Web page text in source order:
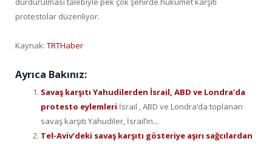
protestolar düzenliyor.
Kaynak: TRTHaber
Ayrıca Bakınız:
Savaş karşıtı Yahudilerden İsrail, ABD ve Londra’da
protesto eylemleri İsrail , ABD ve Londra’da toplanan
savaş karşıtı Yahudiler, İsrail’in...
Tel-Aviv’deki savaş karşıtı gösteriye aşırı sağcılardan